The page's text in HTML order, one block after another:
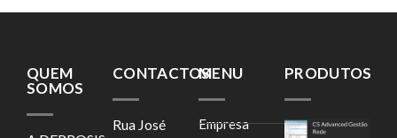
QUEM
SOMOS
CONTACTOS
Rua José
MENU
Empresa
PRODUTOS